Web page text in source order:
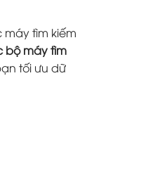
tìm kiếm
bộ máy tìm
tối ưu dữ